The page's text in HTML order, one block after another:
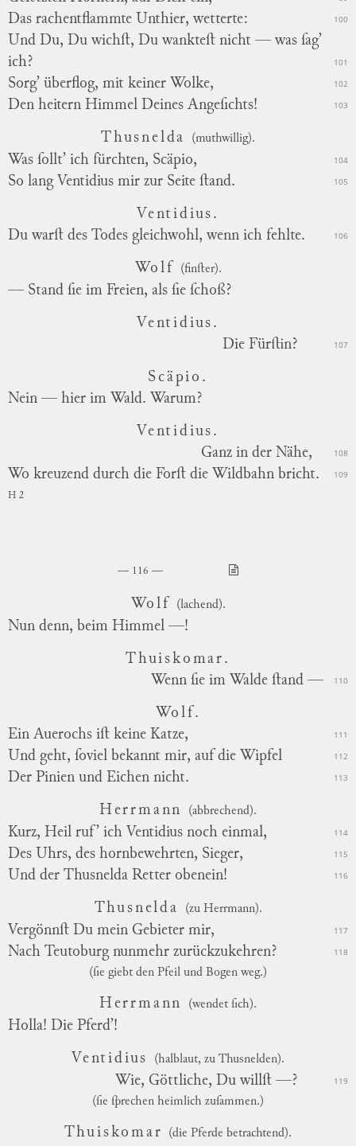
Das rachentflammte Unthier, wetterte: 100
Und Du, Du wichſt, Du wankteſt nicht — was ſag’
ich?
101
Sorg’ überflog, mit keiner Wolke, 102
Den heitern Himmel Deines Angeſichts! 103
Thusnelda (muthwillig).
Was ſollt’ ich fürchten, Scäpio, 104
So lang Ventidius mir zur Seite ſtand. 105
Ventidius.
Du warſt des Todes gleichwohl, wenn ich fehlte.
106
Wolf (finſter).
— Stand ſie im Freien, als ſie ſchoß?
Ventidius.
Die Fürſtin?
107
Scäpio.
Nein — hier im Wald. Warum?
Ventidius.
Ganz in der Nähe,
108
Wo kreuzend durch die Forſt die Wildbahn bricht. 109
H 2
116
Wolf (lachend).
Nun denn, beim Himmel —!
Thuiskomar.
Wenn ſie im Walde ſtand —
110
Wolf.
Ein Auerochs iſt keine Katze,
111
Und geht, ſoviel bekannt mir, auf die Wipfel 112
Der Pinien und Eichen nicht. 113
Herrmann (abbrechend).
Kurz, Heil ruf’ ich Ventidius noch einmal, 114
Des Uhrs, des hornbewehrten, Sieger, 115
Und der Thusnelda Retter obenein! 116
Thusnelda (zu Herrmann).
Vergönnſt Du mein Gebieter mir, 117
Nach Teutoburg nunmehr zurückzukehren? 118
(ſie giebt den Pfeil und Bogen weg.)
Herrmann (wendet ſich).
Holla! Die Pferd’!
Ventidius (halblaut, zu Thusnelden).
Wie, Göttliche, Du willſt —? 119
(ſie ſprechen heimlich zuſammen.)
Thuiskomar (die Pferde betrachtend).